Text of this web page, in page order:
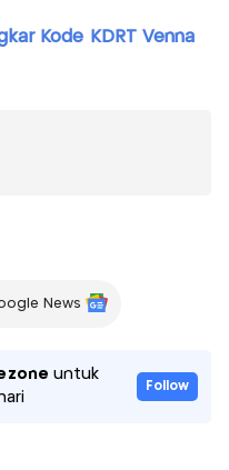
Kode KDRT Venna
News
untuk
Follow